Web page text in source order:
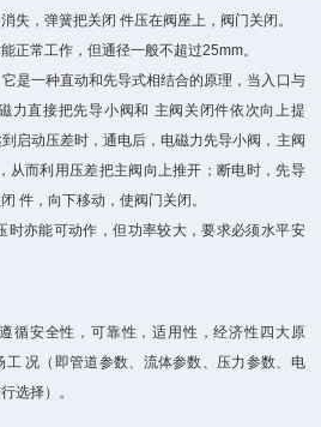
失，弹簧把关闭 件压在阀座上，阀门关闭。
正常工作，但通径一般不超过25mm。
是一种直动和先导式相结合的原理，当入口与
力直接把先导小阀和 主阀关闭件依次向上提
启动压差时，通电后，电磁力先导小阀，主阀
从而利用压差把主阀向上推开；断电时，先导
件，向下移动，使阀门关闭。
亦能可动作，但功率较大，要求必须水平安
安全性，可靠性，适用性，经济性四大原
况（即管道参数、流体参数、压力参数、电
选择）。